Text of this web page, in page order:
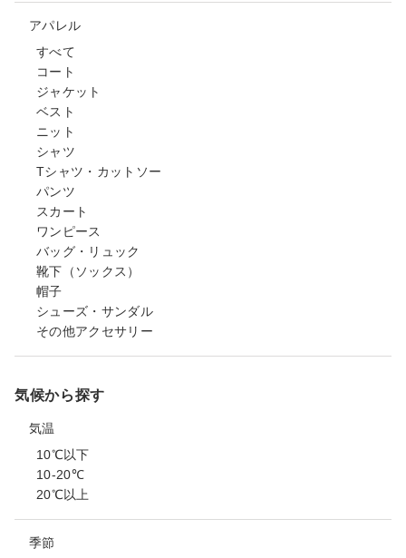
アパレル
すべて
コート
ジャケット
ベスト
ニット
シャツ
Tシャツ・カットソー
パンツ
スカート
ワンピース
バッグ・リュック
靴下（ソックス）
帽子
シューズ・サンダル
その他アクセサリー
気候から探す
気温
10℃以下
10-20℃
20℃以上
季節